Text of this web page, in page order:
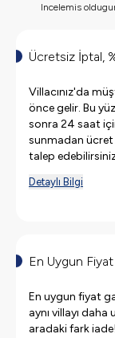
Incelemis
Ücretsiz İptal,
Villacınız'da
önce gelir. Bu
sonra 24 saat
sunmadan ücret
talep
Detaylı Bilgi
En Uygun
En uygun fiyat
aynı villayı
aradaki fark iade!